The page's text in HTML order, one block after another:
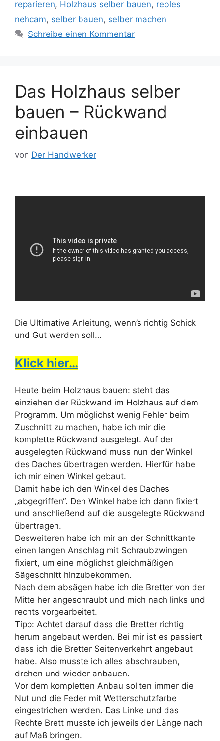
reparieren, Holzhaus selber bauen, rebles
nehcam, selber bauen, selber machen
Schreibe einen Kommentar
Das Holzhaus selber
bauen – Rückwand
einbauen
von Der Handwerker
Die Ultimative Anleitung, wenn’s richtig Schick
und Gut werden soll…
Klick hier…
Heute beim Holzhaus bauen: steht das
einziehen der Rückwand im Holzhaus auf dem
Programm. Um möglichst wenig Fehler beim
Zuschnitt zu machen, habe ich mir die
komplette Rückwand ausgelegt. Auf der
ausgelegten Rückwand muss nun der Winkel
des Daches übertragen werden. Hierfür habe
ich mir einen Winkel gebaut.
Damit habe ich den Winkel des Daches
„abgegriffen“. Den Winkel habe ich dann fixiert
und anschließend auf die ausgelegte Rückwand
übertragen.
Desweiteren habe ich mir an der Schnittkante
einen langen Anschlag mit Schraubzwingen
fixiert, um eine möglichst gleichmäßigen
Sägeschnitt hinzubekommen.
Nach dem absägen habe ich die Bretter von der
Mitte her angeschraubt und mich nach links und
rechts vorgearbeitet.
Tipp: Achtet darauf dass die Bretter richtig
herum angebaut werden. Bei mir ist es passiert
dass ich die Bretter Seitenverkehrt angebaut
habe. Also musste ich alles abschrauben,
drehen und wieder anbauen.
Vor dem kompletten Anbau sollten immer die
Nut und die Feder mit Wetterschutzfarbe
eingestrichen werden. Das Linke und das
Rechte Brett musste ich jeweils der Länge nach
auf Maß bringen.